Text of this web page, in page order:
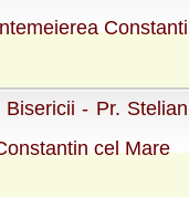
Bisericii - Pr.
cel Mare